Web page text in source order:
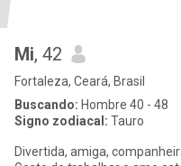
Mi, 42
Fortaleza, Ceará, Brasil
Buscando: Hombre 40 - 48
Signo zodiacal: Tauro
Divertida, amiga, companheira, verdadeira,